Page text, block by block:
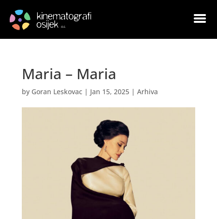
Maria – Maria
by Goran Leskovac| Jan 15, 2025| Arhiva